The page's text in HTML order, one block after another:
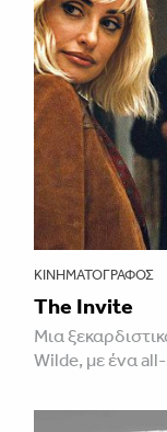
ΚΙΝΗΜΑΤΟΓΡΆΦΟΣ
The Invite
Μια
Wilde, με ένα